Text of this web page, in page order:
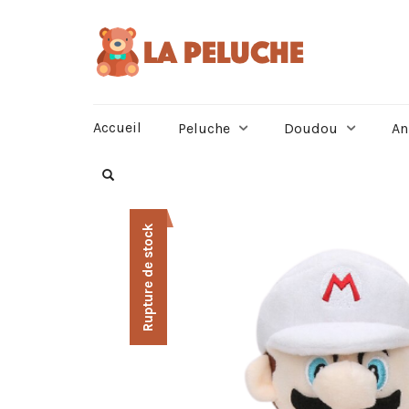
Accueil Peluche Doudou
Rupture de stock